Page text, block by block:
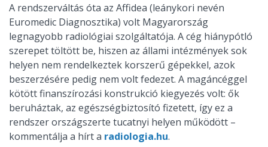
A rendszerváltás óta az Affidea (leánykori nevén
Euromedic Diagnosztika) volt Magyarország
legnagyobb radiológiai szolgáltatója. A cég hiánypótló
szerepet töltött be, hiszen az állami intézmények sok
helyen nem rendelkeztek korszerű gépekkel, azok
beszerzésére pedig nem volt fedezet. A magáncéggel
kötött finanszírozási konstrukció kiegyezés volt: ők
beruháztak, az egészségbiztosító fizetett, így ez a
rendszer országszerte tucatnyi helyen működött –
kommentálja a hírt a radiologia.hu.